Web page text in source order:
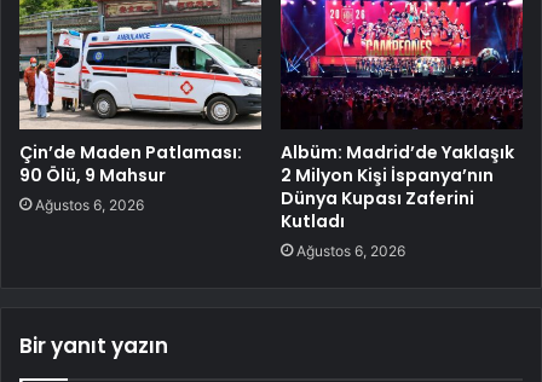
Çin’de Maden Patlaması:
90 Ölü, 9 Mahsur
Ağustos 6, 2026
Albüm: Madrid’de Yaklaşık
2 Milyon Kişi İspanya’nın
Dünya Kupası Zaferini
Kutladı
Ağustos 6, 2026
Bir yanıt yazın